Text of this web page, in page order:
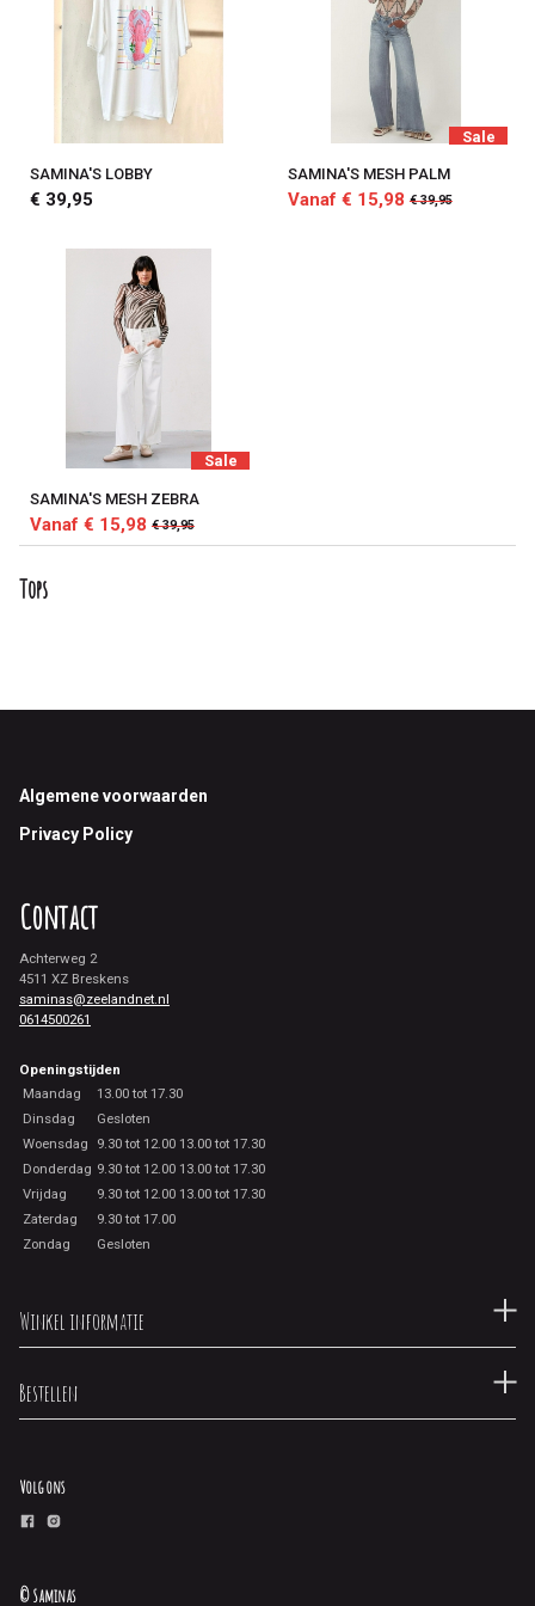
SAMINA'S LOBBY
€ 39,95
Sale
SAMINA'S MESH PALM
Vanaf € 15,98 € 39,95
Sale
SAMINA'S MESH ZEBRA
Vanaf € 15,98 € 39,95
Tops
Footer
Algemene voorwaarden
Privacy Policy
Contact
Achterweg 2
4511 XZ Breskens
saminas@zeelandnet.nl
0614500261
Openingstijden
Maandag
13.00 tot 17.30
Dinsdag
Gesloten
Woensdag
9.30 tot 12.00 13.00 tot 17.30
Donderdag 9.30 tot 12.00 13.00 tot 17.30
Vrijdag
9.30 tot 12.00 13.00 tot 17.30
Zaterdag
9.30 tot 17.00
Zondag
Gesloten
Winkel informatie
Bestellen
Volg ons
© Saminas